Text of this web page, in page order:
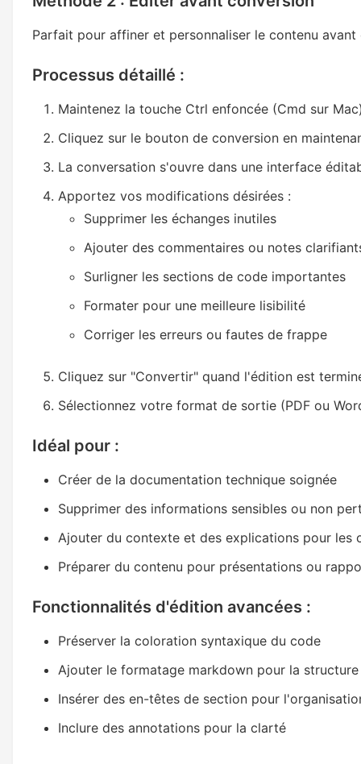
Parfait pour affiner et personnaliser le contenu
Processus détaillé :
Maintenez la touche Ctrl enfoncée (Cmd sur
Cliquez sur le bouton de conversion en
La conversation s'ouvre dans une interface
Apportez vos modifications désirées :
Supprimer les échanges inutiles
Ajouter des commentaires ou notes
Surligner les sections de code importantes
Formater pour une meilleure lisibilité
Corriger les erreurs ou fautes de frappe
Cliquez sur "Convertir" quand l'édition est
Sélectionnez votre format de sortie (PDF ou
Idéal pour :
Créer de la documentation technique soignée
Supprimer des informations sensibles ou non
Ajouter du contexte et des explications pour les
Préparer du contenu pour présentations ou
Fonctionnalités d'édition avancées :
Préserver la coloration syntaxique du code
Ajouter le formatage markdown pour la structure
Insérer des en-têtes de section pour
Inclure des annotations pour la clarté